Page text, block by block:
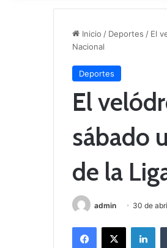
Inicio / Deportes / El
Nacional
Deportes
El
sábado
de la
admin 30 de